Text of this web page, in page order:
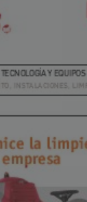
del Comité de
«zero-click» supone
acerca las revistas
Digital News
principal acceso a
NOTICIAS